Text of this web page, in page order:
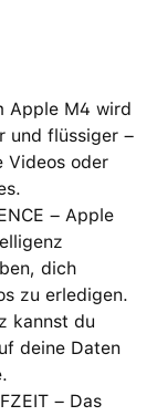
Apple M4 wird
und flüssiger –
Videos oder
– Apple
dich
zu erledigen.
kannst du
deine Daten
– Das